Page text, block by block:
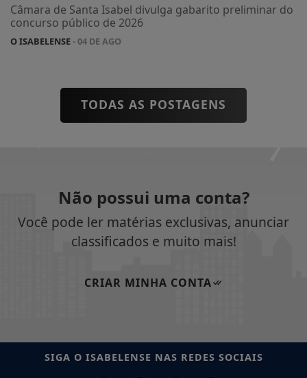
Câmara de Santa Isabel divulga gabarito preliminar do
concurso público de 2026
O ISABELENSE- 04 DE AGO
TODAS AS POSTAGENS
Não possui uma conta?
Você pode ler matérias exclusivas, anunciar
classificados e muito mais!
CRIAR MINHA CONTA
SIGA O ISABELENSE NAS REDES SOCIAIS